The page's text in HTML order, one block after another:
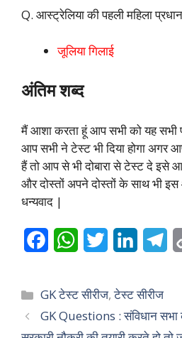
Q. आस्ट्रेलिया की पहली महिला
जूलिया गिलाई
अंतिम शब्द
मैं आशा करता हूं आप सभी को यह
आप सभी ने टेस्ट भी दिया होगा
हैं तो आप से भी दोबारा से टेस्ट दे इसे
और दोस्तों अपने दोस्तों के साथ भी
धन्यवाद |
c
e
W
a
t
i
t
n
k
e
Categories
GK टेस्ट सीरीज,टेस्ट सीरीज
GK Questions : संविधान सभा